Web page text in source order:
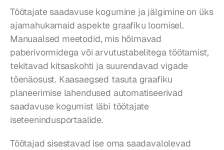
Töötajate saadavuse kogumine ja jälgimine on üks
ajamahukamaid aspekte graafiku loomisel.
Manuaalsed meetodid, mis hõlmavad
paberivormidega või arvutustabelitega töötamist,
tekitavad kitsaskohti ja suurendavad vigade
tõenäosust. Kaasaegsed tasuta graafiku
planeerimise lahendused automatiseerivad
saadavuse kogumist läbi töötajate
iseteenindusportaalide.
Töötajad sisestavad ise oma saadavalolevad